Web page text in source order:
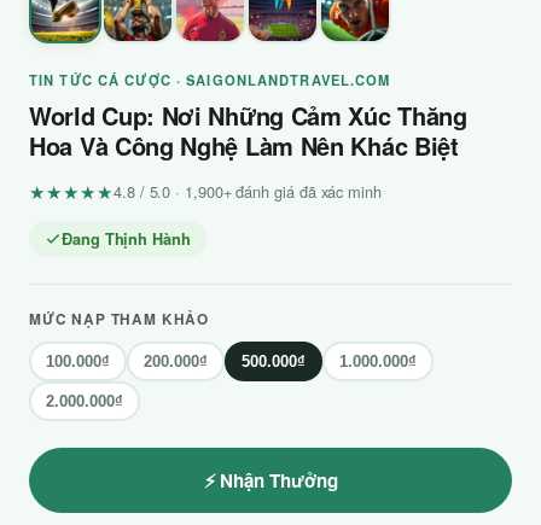
TIN TỨC CÁ CƯỢC · SAIGONLANDTRAVEL.COM
World Cup: Nơi Những Cảm Xúc Thăng
Hoa Và Công Nghệ Làm Nên Khác Biệt
★★★★★4.8 / 5.0 · 1,900+ đánh giá đã xác minh
Đang Thịnh Hành
MỨC NẠP THAM KHẢO
100.000₫ 200.000₫ 500.000₫ 1.000.000₫
2.000.000₫
⚡ Nhận Thưởng